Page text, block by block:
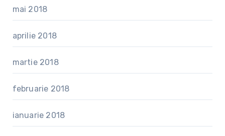
mai 2018
aprilie 2018
martie 2018
februarie 2018
ianuarie 2018